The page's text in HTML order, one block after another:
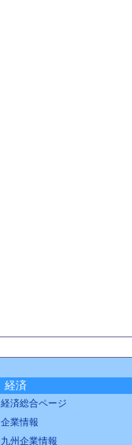
経済
経済総合ページ
企業情報
九州企業情報